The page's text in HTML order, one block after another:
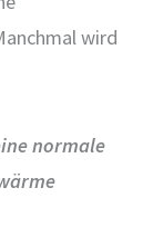
wird
normale